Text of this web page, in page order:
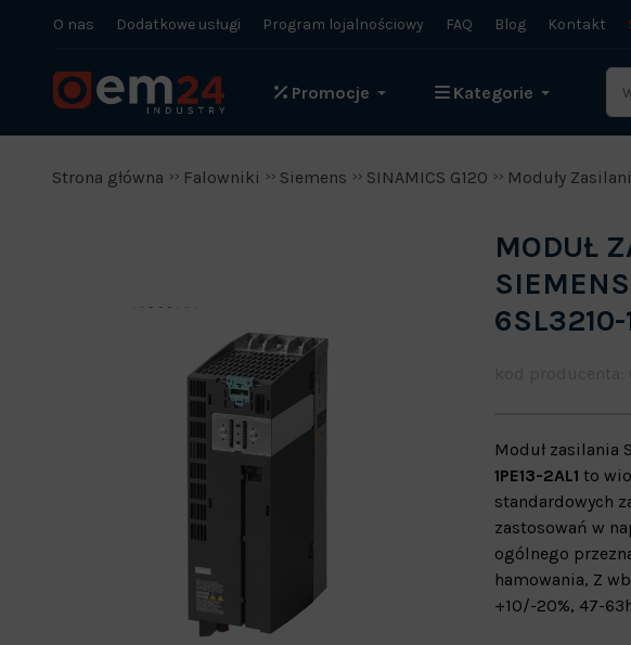
O nas Dodatkowe usługi Program lojalnościowy FAQ Blog Kontakt
Promocje Kategorie
Strona główna Falowniki Siemens SINAMICS G120 Moduły
MODUŁ
6SL3210-
Moduł zasilania
1PE13-2AL1 to
standardowych
zastosowań w
ogólnego
hamowania, Z
+10/-20%, 47-